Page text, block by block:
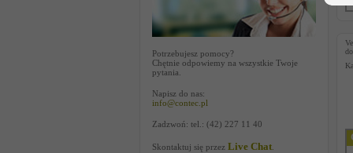
Potrzebujesz pomocy?
Chętnie odpowiemy na wszystkie Twoje
pytania.
Napisz do nas:
info@contec.pl
Zadzwoń: tel.: (42) 227 11 40
Skontaktuj się przez Live Chat